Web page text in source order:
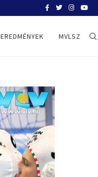
EREDMÉNYEK MVLSZ